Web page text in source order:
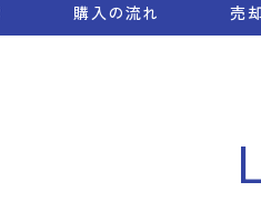
購入の流れ 売